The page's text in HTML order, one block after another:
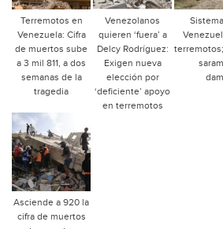
Terremotos en
Venezuela: Cifra
de muertos sube
a 3 mil 811, a dos
semanas de la
tragedia
Venezolanos
quieren ‘fuera’ a
Delcy Rodríguez:
Exigen nueva
elección por
‘deficiente’ apoyo
en terremotos
Asciende a 920 la
cifra de muertos